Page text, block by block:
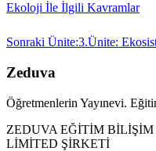
Ekoloji İle İlgili Kavramlar
Sonraki Ünite:3.Ünite:
Zeduva
Öğretmenlerin Yayınevi.
ZEDUVA EĞİTİM
LİMİTED ŞİRKETİ